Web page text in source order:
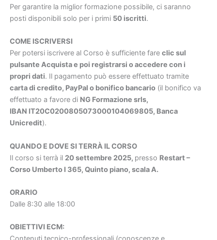
Per garantire la miglior formazione possibile, ci saranno
posti disponibili solo per i primi 50 iscritti.
COME ISCRIVERSI
Per potersi iscrivere al Corso è sufficiente fare clic sul
pulsante Acquista e poi registrarsi o accedere con i
propri dati. Il pagamento può essere effettuato tramite
carta di credito, PayPal o bonifico bancario (il bonifico va
effettuato a favore di NG Formazione srls,
IBAN IT20C0200805073000104069805, Banca
Unicredit).
QUANDO E DOVE SI TERRÀ IL CORSO
Il corso si terrà il 20 settembre 2025, presso Restart –
Corso Umberto I 365, Quinto piano, scala A.
ORARIO
Dalle 8:30 alle 18:00
OBIETTIVI ECM: